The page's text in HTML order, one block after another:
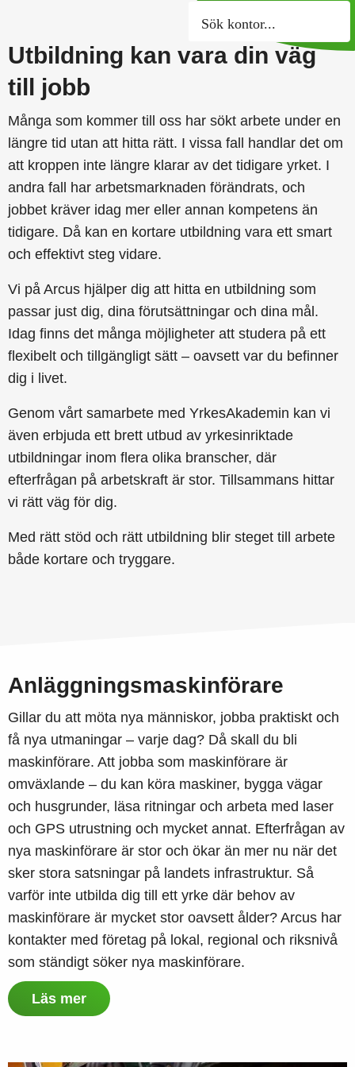
Sök kontor
Utbildning kan vara din väg
till jobb
Många som kommer till oss har sökt arbete under en
längre tid utan att hitta rätt. I vissa fall handlar det om
att kroppen inte längre klarar av det tidigare yrket. I
andra fall har arbetsmarknaden förändrats, och
jobbet kräver idag mer eller annan kompetens än
tidigare. Då kan en kortare utbildning vara ett smart
och effektivt steg vidare.
Vi på Arcus hjälper dig att hitta en utbildning som
passar just dig, dina förutsättningar och dina mål.
Idag finns det många möjligheter att studera på ett
flexibelt och tillgängligt sätt – oavsett var du befinner
dig i livet.
Genom vårt samarbete med YrkesAkademin kan vi
även erbjuda ett brett utbud av yrkesinriktade
utbildningar inom flera olika branscher, där
efterfrågan på arbetskraft är stor. Tillsammans hittar
vi rätt väg för dig.
Med rätt stöd och rätt utbildning blir steget till arbete
både kortare och tryggare.
Anläggningsmaskinförare
Gillar du att möta nya människor, jobba praktiskt och
få nya utmaningar – varje dag? Då skall du bli
maskinförare. Att jobba som maskinförare är
omväxlande – du kan köra maskiner, bygga vägar
och husgrunder, läsa ritningar och arbeta med laser
och GPS utrustning och mycket annat. Efterfrågan av
nya maskinförare är stor och ökar än mer nu när det
sker stora satsningar på landets infrastruktur. Så
varför inte utbilda dig till ett yrke där behov av
maskinförare är mycket stor oavsett ålder? Arcus har
kontakter med företag på lokal, regional och riksnivå
som ständigt söker nya maskinförare.
Läs mer